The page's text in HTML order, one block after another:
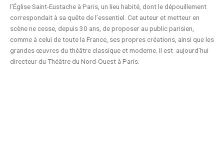
l’Église Saint-Eustache à Paris, un lieu habité, dont le dépouillement
correspondait à sa quête de l’essentiel. Cet auteur et metteur en
scène ne cesse, depuis 30 ans, de proposer au public parisien,
comme à celui de toute la France, ses propres créations, ainsi que les
grandes œuvres du théâtre classique et moderne. Il est aujourd’hui
directeur du Théâtre du Nord-Ouest à Paris.